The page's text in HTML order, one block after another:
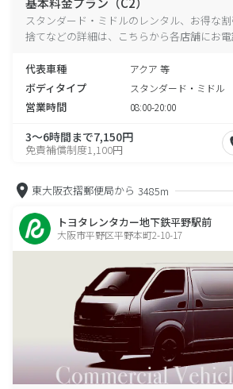
スタンダード・ミドルのレンタル、お得な
捨てなどの詳細は、こちらから各店舗にお電
代表車種 アクア 等
ボディタイプ スタンダード・ミドル
営業時間 08:00-20:00
3～6時間まで7,150円
免責補償制度1,100円
東大阪衣摺郵便局から 3485m
トヨタレンタカー地下鉄平野駅前
大阪市平野区平野本町2-10-17